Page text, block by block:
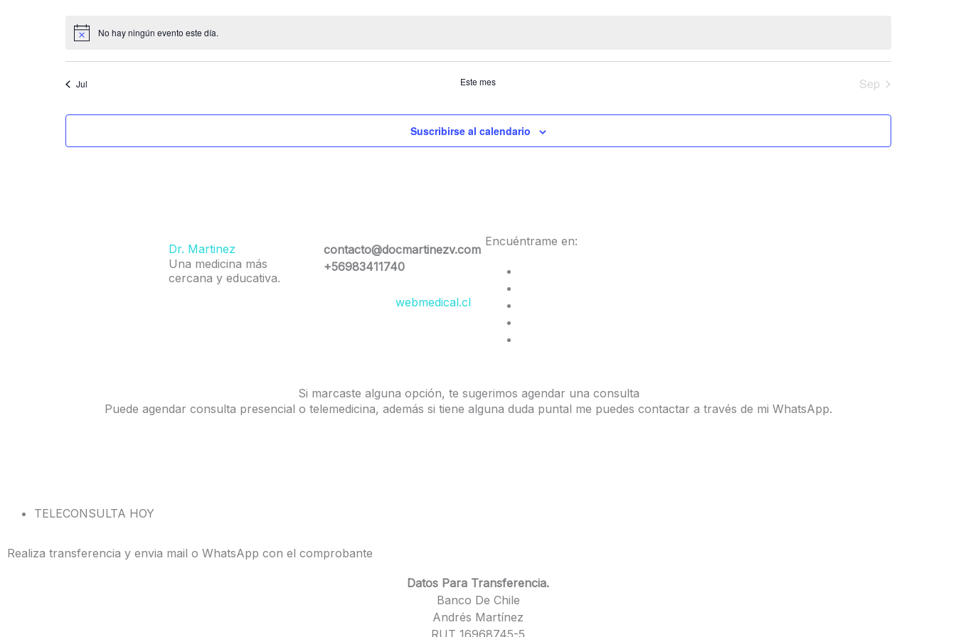
Aviso No hay ningún evento este día.
Jul Este mes Sep
Suscribirse al calendario
Dr. Martinez
Una medicina más
cercana y educativa.
contacto@docmartinezv.com
+56983411740
webmedical.cl
Encuéntrame en:
Si marcaste alguna opción, te sugerimos agendar una consulta
Puede agendar consulta presencial o telemedicina, además si tiene alguna duda puntal me puedes contactar a través de mi WhatsApp.
TELECONSULTA HOY
Realiza transferencia y envia mail o WhatsApp con el comprobante
Datos Para Transferencia.
Banco De Chile
Andrés Martínez